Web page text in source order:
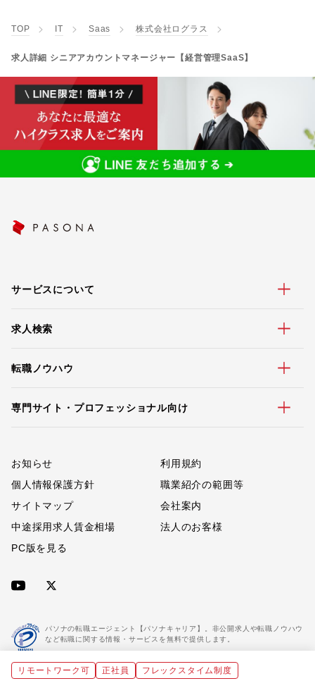
TOP IT Saas 株式会社ログラス
求人詳細 シニアアカウントマネージャー【経営管理SaaS】
サービスについて
求人検索
転職ノウハウ
専門サイト・プロフェッショナル向け
お知らせ
利用規約
個人情報保護方針
職業紹介の範囲等
サイトマップ
会社案内
中途採用求人賃金相場
法人のお客様
PC版を見る
パソナの転職エージェント【パソナキャリア】。非公開求人や転職ノウハウ
など転職に関する情報・サービスを無料で提供します。
「パソナキャリア」は職業紹介優良事業者に認定されています。
リモートワーク可 正社員 フレックスタイム制度